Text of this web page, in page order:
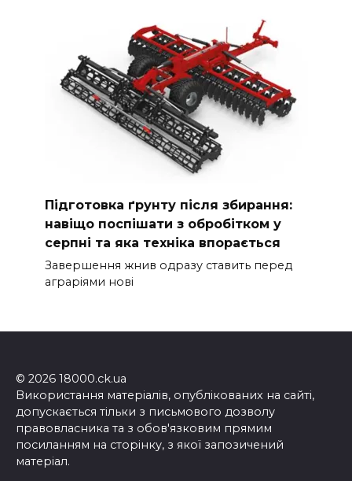
Підготовка ґрунту після збирання:
навіщо поспішати з обробітком у
серпні та яка техніка впорається
Завершення жнив одразу ставить перед
аграріями нові
© 2026 18000.ck.ua
Використання матеріалів, опублікованих на сайті,
допускається тільки з письмового дозволу
правовласника та з обов'язковим прямим
посиланням на сторінку, з якої запозичений
матеріал.